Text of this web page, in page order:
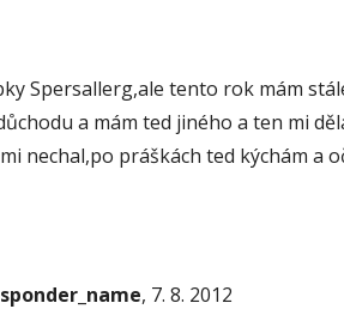
Spersallerg,ale tento rok mám
a mám ted jiného a ten mi
nechal,po práškách ted kýchám
, 7. 8. 2012